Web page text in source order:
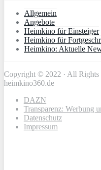
Allgemein
Angebote
Heimkino für Einsteiger
Heimkino für
Heimkino: Aktuelle
Copyright © 2022 · All Rights
heimkino360.de
DAZN
Transparenz: Werbung
Datenschutz
Impressum